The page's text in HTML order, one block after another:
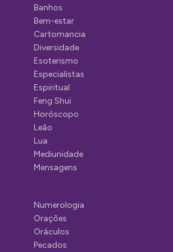
Banhos
Bem-estar
Cartomancia
Diversidade
Esoterismo
Especialistas
Espiritual
Feng Shui
Horóscopo
Leão
Lua
Mediunidade
Mensagens
Numerologia
Orações
Oráculos
Pecados